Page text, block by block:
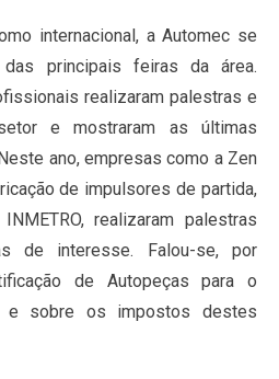
internacional, a Automec se
principais feiras da área.
realizaram palestras e
e mostraram as últimas
ano, empresas como a Zen
de impulsores de partida,
realizaram palestras
de interesse. Falou-se, por
de Autopeças para o
e sobre os impostos destes